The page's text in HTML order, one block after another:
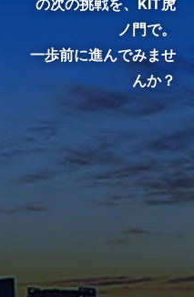
ノ門で。
一歩前に進んでみませ
んか？